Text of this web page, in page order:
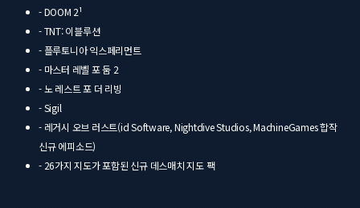
- DOOM 2¹
- TNT: 이블루션
- 플루토니아 익스페리먼트
- 마스터 레벨 포 둠 2
- 노 레스트 포 더 리빙
- Sigil
- 레거시 오브 러스트(id Software, Nightdive Studios, MachineGames 합작
신규 에피소드)
- 26가지 지도가 포함된 신규 데스매치 지도 팩